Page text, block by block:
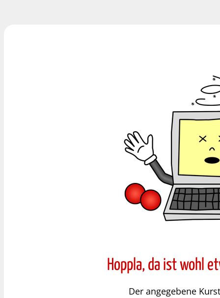
Hoppla, da ist wohl
Der angegebene